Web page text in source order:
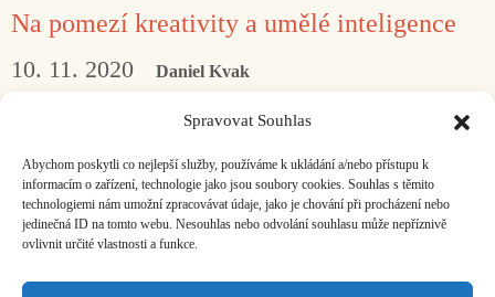
Spravovat Souhlas
Abychom poskytli co nejlepší služby, používáme k ukládání a/nebo přístupu k
informacím o zařízení, technologie jako jsou soubory cookies. Souhlas s těmito
technologiemi nám umožní zpracovávat údaje, jako je chování při procházení nebo
jedinečná ID na tomto webu. Nesouhlas nebo odvolání souhlasu může nepříznivě
ovlivnit určité vlastnosti a funkce.
Na pomezí kreativity a umělé inteligence
10. 11. 2020 Daniel Kvak
„Než naučíme naše modely generovat hudbu,
musíme je nejprve naučit tancovat.“ K využití
umělé inteligence v hudební kompozici.